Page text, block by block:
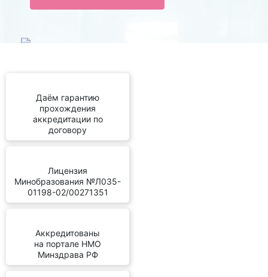
Даём гарантию
прохождения
аккредитации по
договору
Лицензия
Минобразования №Л035-
01198-02/00271351
Аккредитованы
на портале НМО
Минздрава РФ